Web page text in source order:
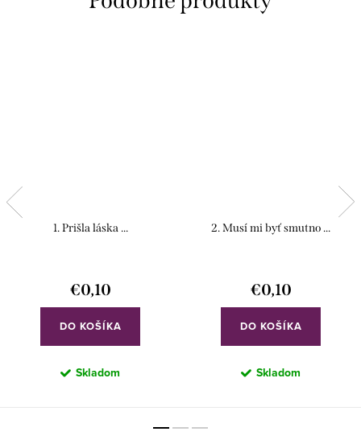
1. Prišla láska ...
€0,10
DO KOŠÍKA
Skladom
2. Musí mi byť smutno ...
€0,10
DO KOŠÍKA
Skladom